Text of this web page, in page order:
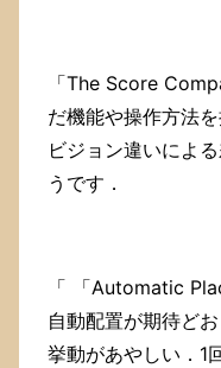
「The Score
だ機能や操作方法
ビジョン違いによ
うです．
「 「Automatic
自動配置が期待ど
挙動があやしい．1